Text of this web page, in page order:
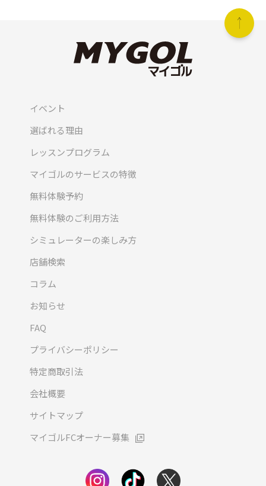
イベント
選ばれる理由
レッスンプログラム
マイゴルのサービスの特徴
無料体験予約
無料体験のご利用方法
シミュレーターの楽しみ方
店舗検索
コラム
お知らせ
FAQ
プライバシーポリシー
特定商取引法
会社概要
サイトマップ
マイゴルFCオーナー募集